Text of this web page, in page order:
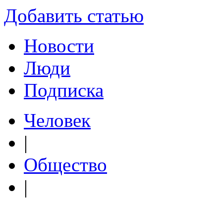
Добавить статью
Новости
Люди
Подписка
Человек
|
Общество
|